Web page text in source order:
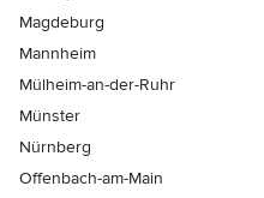
Magdeburg
Mannheim
Mülheim-an-der-Ruhr
Münster
Nürnberg
Offenbach-am-Main